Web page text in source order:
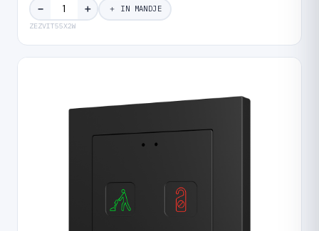
− ＋ ＋ IN MANDJE
ZEZVIT55X2W